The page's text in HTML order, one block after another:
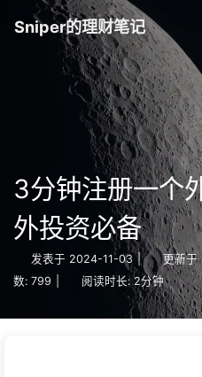
Sniper的理财笔记
3分钟注册一个
外投资必备
发表于 2024-11-03 | 更新于
数: 799 阅读时长: 2分钟